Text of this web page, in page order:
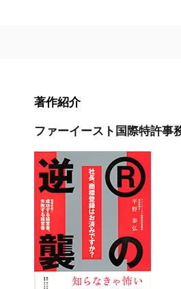
著作紹介
ファーイースト国際特許事